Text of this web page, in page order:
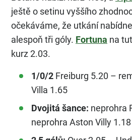
ještě o setinu vyššího
očekáváme, že utkání
alespoň tři góly. Fortuna na
kurz 2.03.
1/0/2 Freiburg 5.20 –
Villa 1.65
Dvojitá šance: neprohra
neprohra Aston Villy 1.18